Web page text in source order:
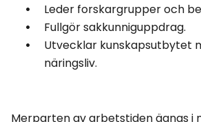
Leder forskargrupper och
Fullgör sakkunniguppdrag.
Utvecklar kunskapsutbytet
näringsliv.
Merparten av arbetstiden ägnas i